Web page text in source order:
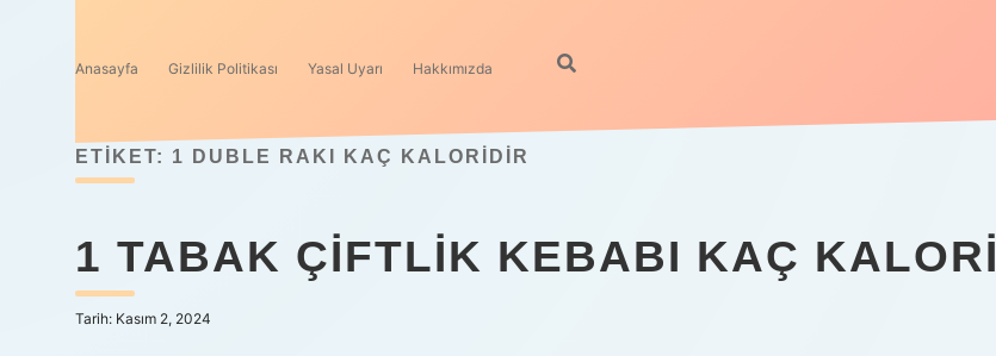
Anasayfa Gizlilik Politikası Yasal Uyarı Hakkımızda
ETIKET: 1 DUBLE RAKI KAÇ KALORIDIR
1 TABAK ÇIFTLIK KEBABI KAÇ KALORI
Tarih: Kasım 2, 2024